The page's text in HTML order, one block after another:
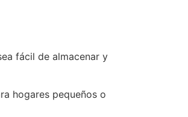
fácil de almacenar y
hogares pequeños o